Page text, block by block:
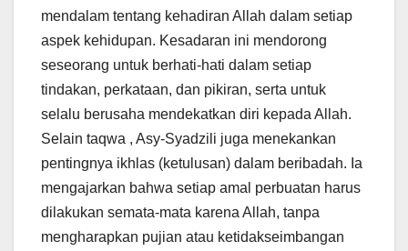
mendalam tentang kehadiran Allah dalam setiap
aspek kehidupan. Kesadaran ini mendorong
seseorang untuk berhati-hati dalam setiap
tindakan, perkataan, dan pikiran, serta untuk
selalu berusaha mendekatkan diri kepada Allah.
Selain taqwa , Asy-Syadzili juga menekankan
pentingnya ikhlas (ketulusan) dalam beribadah. Ia
mengajarkan bahwa setiap amal perbuatan harus
dilakukan semata-mata karena Allah, tanpa
mengharapkan pujian atau ketidakseimbangan